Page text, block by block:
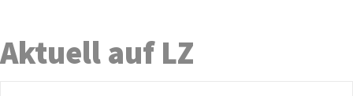
Aktuell auf LZ